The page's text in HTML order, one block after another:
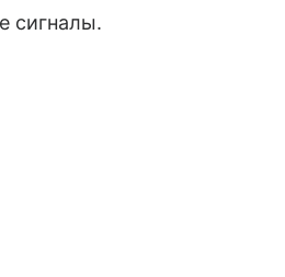
сигналы.